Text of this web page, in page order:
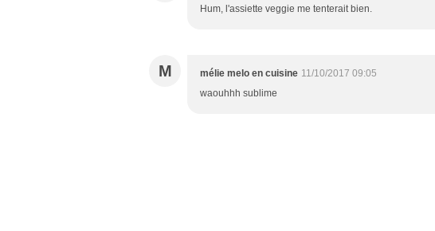
Hum, l'assiette veggie me tenterait bien.
M mélie melo en cuisine 11/10/2017 09:05
waouhhh sublime